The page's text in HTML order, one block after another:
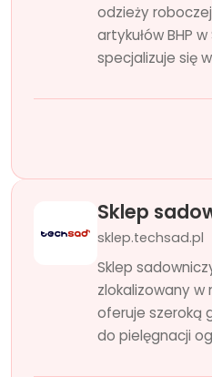
odzieży
artykułów BHP
specjalizuje się
Sklep
sklep.techsad.pl
Sklep
zlokalizowany w
oferuje szeroką
do pielęgnacji